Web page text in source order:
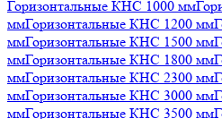
Горизонтальные КНС 1000 мм
ммГоризонтальные КНС 1200 мм
ммГоризонтальные КНС 1500 мм
ммГоризонтальные КНС 1800 мм
ммГоризонтальные КНС 2300 мм
ммГоризонтальные КНС 3000 мм
ммГоризонтальные КНС 3500 мм